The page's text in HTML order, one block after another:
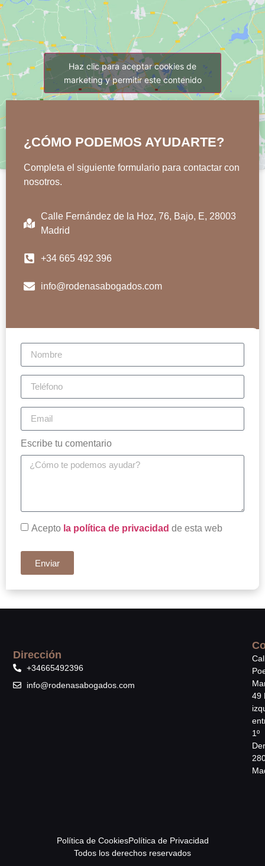
Haz clic para aceptar cookies de
marketing y permitir este contenido
¿CÓMO PODEMOS AYUDARTE?
Completa el siguiente formulario para contactar con
nosotros.
Calle Fernández de la Hoz, 76, Bajo, E, 28003
Madrid
+34 665 492 396
info@rodenasabogados.com
Escribe tu comentario
Acepto la política de privacidad de esta web
Enviar
49
1º
Dirección
+34665492396
info@rodenasabogados.com
Política de CookiesPolítica de Privacidad
Todos los derechos reservados